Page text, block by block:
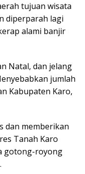
tujuan wisata
diperparah lagi
alami banjir
Natal, dan jelang
jumlah
Kabupaten Karo,
dan memberikan
Tanah Karo
gotong-royong